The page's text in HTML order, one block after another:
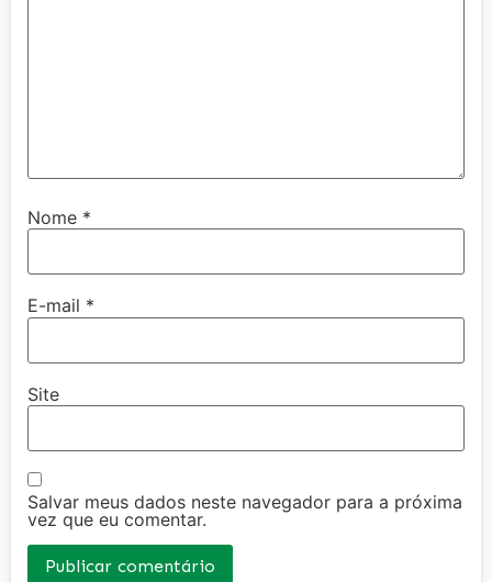
Nome *
E-mail *
Site
Salvar meus dados neste navegador para a próxima
vez que eu comentar.